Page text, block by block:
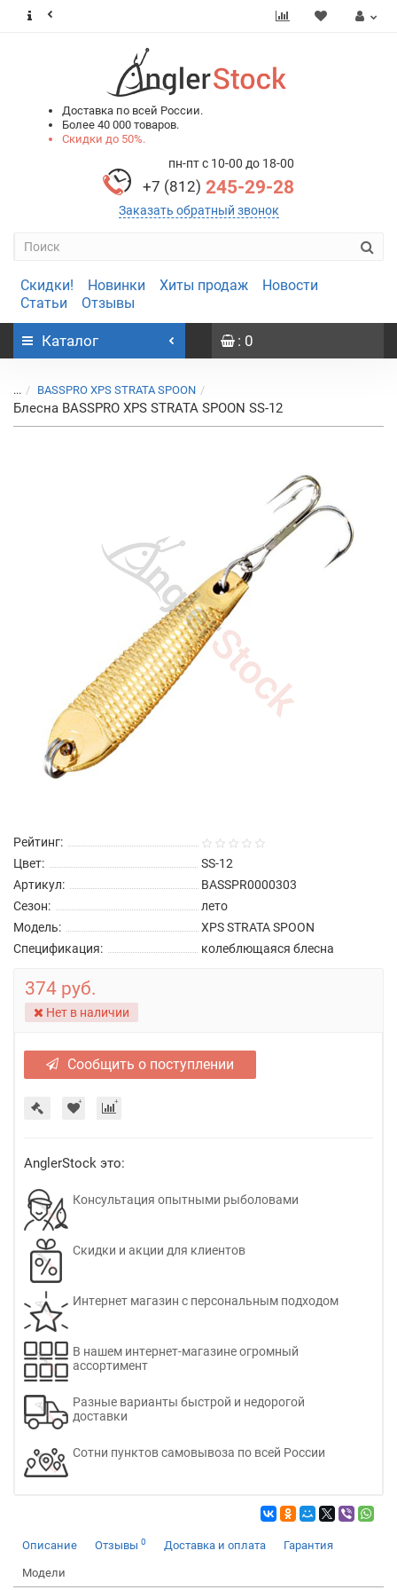
Доставка по всей России.
Более 40 000 товаров.
Скидки до 50%.
пн-пт с 10-00 до 18-00
+7 (812) 245-29-28
Заказать обратный звонок
Скидки! Новинки Хиты продаж
Новости
Статьи
Отзывы
Каталог : 0
... BASSPRO XPS STRATA SPOON
Блесна BASSPRO XPS STRATA SPOON SS-12
Рейтинг:
Цвет:
SS-12
Артикул:
BASSPR0000303
Сезон:
лето
Модель:
XPS STRATA SPOON
Спецификация:
колеблющаяся блесна
374 руб.
Нет в наличии
Сообщить о поступлении
AnglerStock это:
Консультация опытными рыболовами
Скидки и акции для клиентов
Интернет магазин с персональным подходом
В нашем интернет-магазине огромный
ассортимент
Разные варианты быстрой и недорогой
доставки
Сотни пунктов самовывоза по всей России
Описание Отзывы 0 Доставка и оплата Гарантия
Модели